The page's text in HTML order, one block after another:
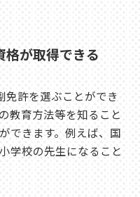
が取得できる
免許を選ぶことができ
教育方法等を知ること
できます。例えば、国
学校の先生になること